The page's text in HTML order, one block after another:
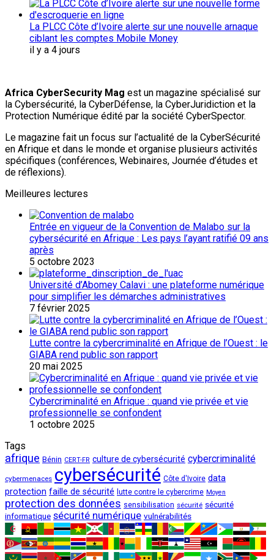
La PLCC Côte d’Ivoire alerte sur une nouvelle arnaque
ciblant les comptes Mobile Money
il y a 4 jours
Africa CyberSecurity Mag est un magazine spécialisé sur
la Cybersécurité, la CyberDéfense, la CyberJuridiction et la
Protection Numérique édité par la société CyberSpector.
Le magazine fait un focus sur l’actualité de la CyberSécurité
en Afrique et dans le monde et organise plusieurs activités
spécifiques (conférences, Webinaires, Journée d’études et
de réflexions).
Meilleures lectures
Entrée en vigueur de la Convention de Malabo sur la
cybersécurité en Afrique : Les pays l’ayant ratifié 09 ans
après
5 octobre 2023
Université d’Abomey Calavi : une plateforme numérique
pour simplifier les démarches administratives
7 février 2025
Lutte contre la cybercriminalité en Afrique de l’Ouest : le
GIABA rend public son rapport
20 mai 2025
Cybercriminalité en Afrique : quand vie privée et vie
professionnelle se confondent
1 octobre 2025
Tags
afrique Bénin CERT-FR culture de cybersécurité cybercriminalité
cybermenaces cybersécurité Côte d'Ivoire data
protection faille de sécurité lutte contre le cybercrime Moyen
protection des données sensibilisation sécurité sécurité
informatique sécurité numérique vulnérabilités